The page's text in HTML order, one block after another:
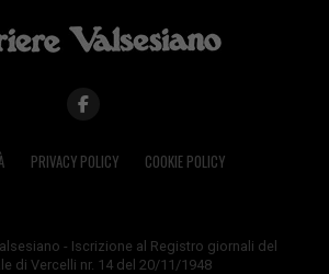
PRIVACY POLICY COOKIE POLICY
- Iscrizione al Registro giornali del
di Vercelli nr. 14 del 20/11/1948